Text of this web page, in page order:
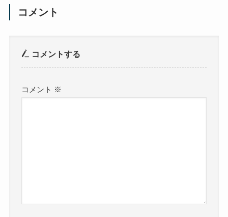
コメント
コメントする
コメント ※